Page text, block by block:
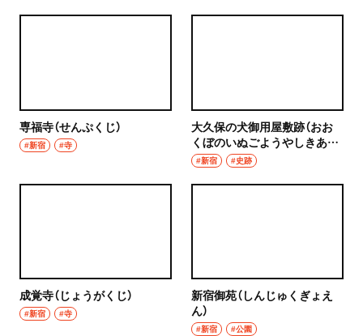
専福寺（せんぷくじ）
#新宿 #寺
大久保の犬御用屋敷跡（おお
くぼのいぬごようやしきあ
と）
#新宿 #史跡
成覚寺（じょうがくじ）
#新宿 #寺
新宿御苑（しんじゅくぎょえ
ん）
#新宿 #公園